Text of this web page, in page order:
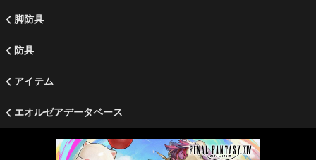
脚防具
防具
アイテム
エオルゼアデータベース